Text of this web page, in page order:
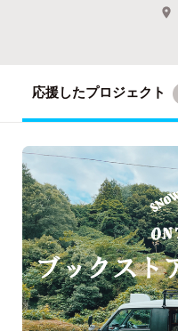
応援したプロジェクト